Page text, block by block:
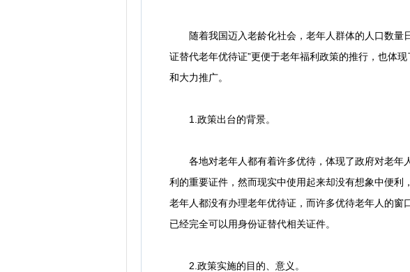
随着我国迈入老龄化社会，老年人群体的人口数量
证替代老年优待证”更便于老年福利政策的推行，也体
和大力推广。
1.政策出台的背景。
各地对老年人都有着许多优待，体现了政府对老年
利的重要证件，然而现实中使用起来却没有想象中便利
老年人都没有办理老年优待证，而许多优待老年人的窗
已经完全可以用身份证替代相关证件。
2.政策实施的目的、意义。